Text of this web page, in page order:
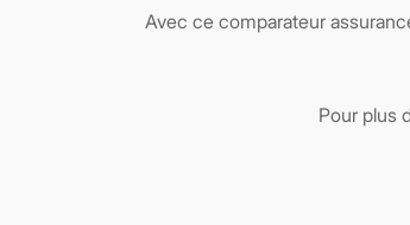
Avec ce comparateur
Pour plus